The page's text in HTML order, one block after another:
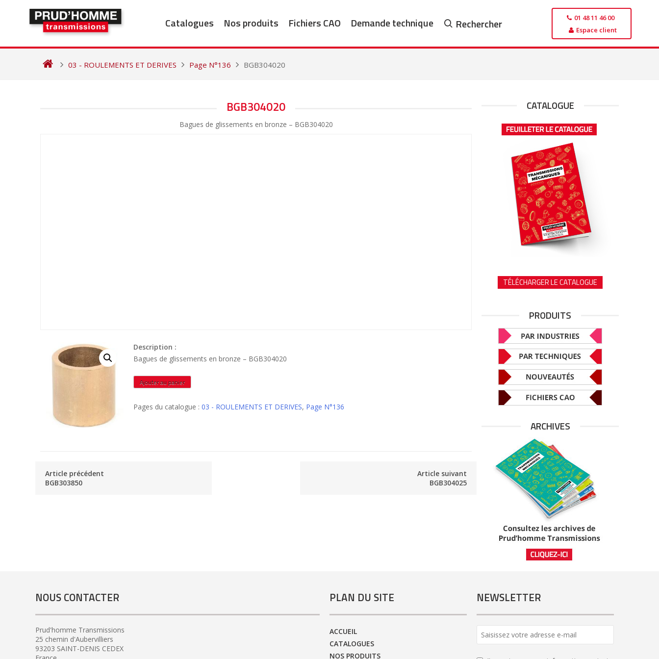
Catalogues Nos produits Fichiers CAO Demande technique Rechercher
01 48 11 46 00
Espace client
03 - ROULEMENTS ET DERIVES Page N°136 BGB304020
BGB304020
Bagues de glissements en bronze – BGB304020
Description :
Bagues de glissements en bronze – BGB304020
quantité
de
Ajouter au panier
Pages du catalogue : 03 - ROULEMENTS ET DERIVES, Page N°136
Article précédent
BGB303850
Article suivant
BGB304025
CATALOGUE
TÉLÉCHARGER LE CATALOGUE
PRODUITS
ARCHIVES
NOUS CONTACTER
Prud'homme Transmissions
25 chemin d'Aubervilliers
93203 SAINT-DENIS CEDEX
PLAN DU SITE
ACCUEIL
CATALOGUES
NOS PRODUITS
NEWSLETTER
Name *